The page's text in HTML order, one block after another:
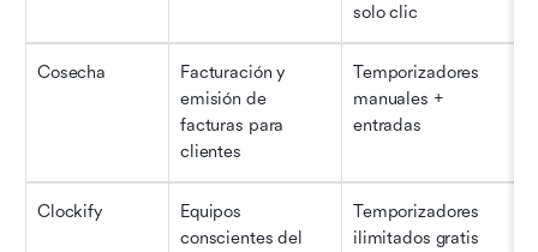
solo clic
Cosecha
Facturación y
emisión de
facturas para
clientes
Temporizadores
manuales +
entradas
Clockify
Equipos
conscientes del
Temporizadores
ilimitados gratis